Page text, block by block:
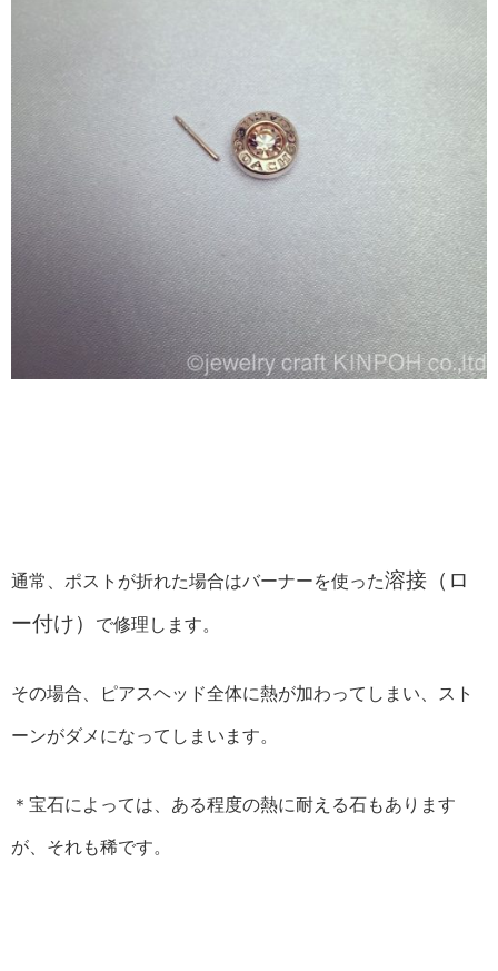
通常、ポストが折れた場合はバーナーを使った溶接（ロ
ー付け）
で修理します。
その場合、ピアスヘッド全体に熱が加わってしまい、スト
ーンがダメになってしまいます。
＊宝石によっては、ある程度の熱に耐える石もあります
が、それも稀です。